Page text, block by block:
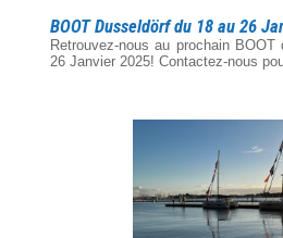
BOOT Dusseldörf du 18 au 26
Retrouvez-nous au prochain
26 Janvier 2025! Contactez-nous